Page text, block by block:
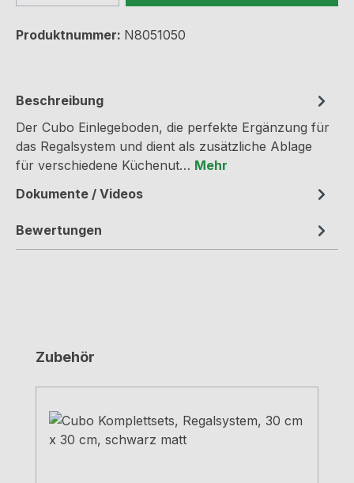
Produktnummer: N8051050
Beschreibung
Der Cubo Einlegeboden, die perfekte Ergänzung für
das Regalsystem und dient als zusätzliche Ablage
für verschiedene Küchenut… Mehr
Dokumente / Videos
Bewertungen
Produktgalerie überspringen
Zubehör